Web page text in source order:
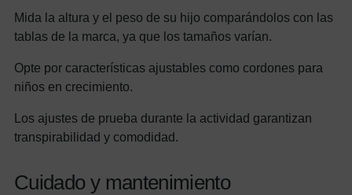
Mida la altura y el peso de su hijo comparándolos con las
tablas de la marca, ya que los tamaños varían.
Opte por características ajustables como cordones para
niños en crecimiento.
Los ajustes de prueba durante la actividad garantizan
transpirabilidad y comodidad.
Cuidado y mantenimiento